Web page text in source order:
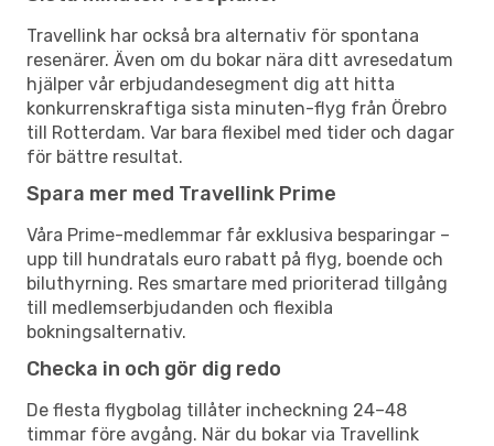
Travellink har också bra alternativ för spontana
resenärer. Även om du bokar nära ditt avresedatum
hjälper vår erbjudandesegment dig att hitta
konkurrenskraftiga sista minuten-flyg från Örebro
till Rotterdam. Var bara flexibel med tider och dagar
för bättre resultat.
Spara mer med Travellink Prime
Våra Prime-medlemmar får exklusiva besparingar –
upp till hundratals euro rabatt på flyg, boende och
biluthyrning. Res smartare med prioriterad tillgång
till medlemserbjudanden och flexibla
bokningsalternativ.
Checka in och gör dig redo
De flesta flygbolag tillåter incheckning 24–48
timmar före avgång. När du bokar via Travellink